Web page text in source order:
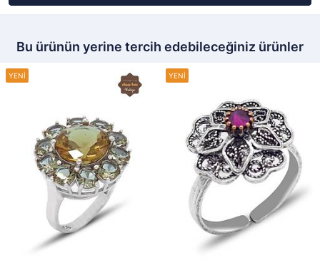
Bu ürünün yerine tercih edebileceğiniz ürünler